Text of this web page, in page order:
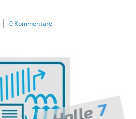
0 Kommentare